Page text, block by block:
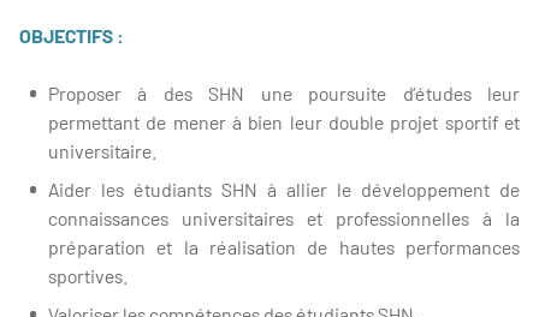
OBJECTIFS :
Proposer à des SHN une poursuite d’études leur
permettant de mener à bien leur double projet sportif et
universitaire.
Aider les étudiants SHN à allier le développement de
connaissances universitaires et professionnelles à la
préparation et la réalisation de hautes performances
sportives.